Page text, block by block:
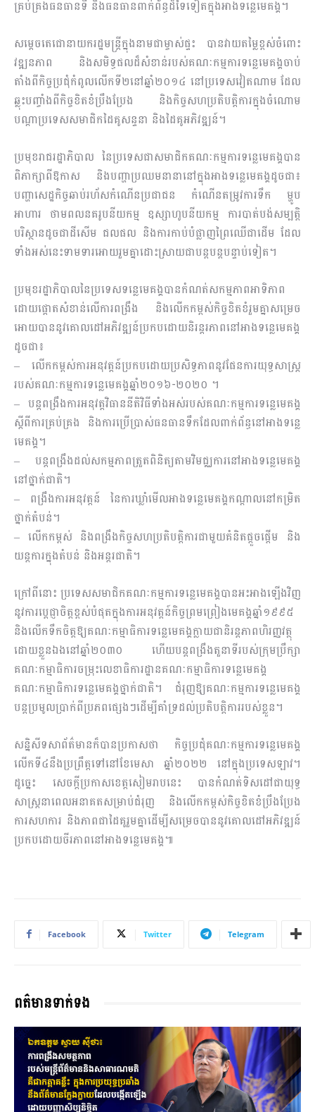
គ្រប់គ្រងធនធានទឹ និងធនធានពាក់ព័ន្ធដ៏ទៃទៀតក្នុងអាងទន្លេមេគង្គ។
សម្តេចតេជោនាយករដ្ឋមន្ត្រីក្នុងនាមជាម្ចាស់ផ្ទះ បានវាយតម្លៃខ្ពស់ចំពោះ
វឌ្ឍនភាព និងសមិទ្ធផលដ៏សំខាន់របស់គណៈកម្មការទន្លេមេគង្គចាប់
តាំងពីកិច្ចប្រជុំកំពូលលើកទី២នៅឆ្នាំ២០១៤ នៅប្រទេសវៀតណាម ដែល
ឆ្លុះបញ្ចាំងពីកិច្ចខិតខំប្រឹងប្រែង និងកិច្ចសហប្រតិបត្តិការក្នុងចំណោម
បណ្តាប្រទេសសមាជិកដៃគូសន្ទនា និងដៃគូអភិវឌ្ឍន៍។
ប្រមុខរាជរដ្ឋាភិបាល នៃប្រទេសជាសមាជិកគណៈកម្មការទន្លេមេគង្គបាន
ពិភាក្សាពីឱកាស និងបញ្ហាប្រឈមនានានៅក្នុងអាងទន្លេមេគង្គដូចជា៖
បញ្ហាសេដ្ឋកិច្ចឆាប់រហ័សកំណើនប្រជាជន កំណើនតម្រូវការទឹក ម្ហូប
អាហារ ថាមពលនគរូបនីយកម្ម ឧស្សាហូបនីយកម្ម ការបាត់បង់សម្បត្តិ
បរិស្ថានដូចជាដីសើម ជលផល និងការកាប់បំផ្លាញព្រៃឈើជាដើម ដែល
ទាំងអស់នេះទាមទារអោយរួមគ្នាដោះស្រាយជាបន្តបន្តបន្ទាប់ទៀត។
ប្រមុខរដ្ឋាភិបាលនៃប្រទេសទន្លេមេគង្គបានកំណត់សកម្មភាពអាទិភាព
ដោយផ្តោតសំខាន់លើការពង្រឹង និងលើកកម្ពស់កិច្ចខិតខំរួមគ្នាសម្រេច
អោយបាននូវគោលដៅអភិវឌ្ឍន៍ប្រកបដោយនិរន្តរភាពនៅអាងទន្លេមេគង្គ
ដូចជា៖
– លើកកម្ពស់ការអនុវត្តន៍ប្រកបដោយប្រសិទ្ធភាពនូវផែនការយុទ្ធសាស្រ្ត
របស់គណៈកម្មការទន្លេមេគង្គឆ្នាំ២០១៦-២០២០ ។
– បន្តពង្រឹងការអនុវត្តវិធាននីតិវិធីទាំងអស់របស់គណៈកម្មការទន្លេមេគង្គ
ស្តីពីការគ្រប់គ្រង និងការប្រើប្រាស់ធនធានទឹកដែលពាក់ព័ន្ធនៅអាងទន្លេ
មេគង្គ។
– បន្តពង្រឹងដល់សកម្មភាពត្រួតពិនិត្យតាមវិមជ្ឈការនៅអាងទន្លេមេគង្គ
នៅថ្នាក់ជាតិ។
– ពង្រឹងការអនុវត្ដន៍ នៃការឃ្លាំមើលអាងទន្លេមេគង្គកណ្តាលនៅកម្រិត
ថ្នាក់តំបន់។
– លើកកម្ពស់ និងពង្រឹងកិច្ចសហប្រតិបត្តិការជាមួយគំនិតផ្តួចផ្តើម និង
យន្តការក្នុងតំបន់​ និងអន្តរជាតិ។
ក្រៅពីនោះ ប្រទេសសមាជិកគណៈកម្មការទន្លេមេគង្គបានអះអាងឡើងវិញ
នូវការប្តេជ្ញាចិត្តខ្ពស់បំផុតក្នុងការអនុវត្តន៍កិច្ចព្រមព្រៀងមេគង្គឆ្នាំ១៩៩៥
និងលើកទឹកចិត្តឱ្យគណៈកម្មាធិការទន្លេមេគង្គក្លាយជានិរន្តភាពហិរញ្ញវត្ថុ
ដោយខ្លួនឯងនៅឆ្នាំ២០៣០ ហើយបន្តពង្រឹងតួនាទីរបស់ក្រុមប្រឹក្សា
គណៈកម្មាធិការចម្រុះលេខាធិការដ្ឋានគណៈកម្មាធិការទន្លេមេគង្គ
គណៈកម្មាធិការទន្លេមេគង្គថ្នាក់ជាតិ។ ជំរុញឱ្យគណៈកម្មការទន្លេមេគង្គ
បន្តប្រមូលប្រាក់ពីប្រភពផ្សេងៗដើម្បីគាំទ្រដល់ប្រតិបត្តិការរបស់ខ្លួន។
សន្និសីទសាព័ត៌មានក៏បានប្រកាសថា កិច្ចប្រជុំគណៈកម្មការទន្លេមេគង្គ
លើកទី៤នឹងប្រព្រឹត្តទៅនៅខែមេសា ឆ្នាំ២០២២ នៅក្នុងប្រទេសឡាវ។
ដូច្នេះ សេចក្តីប្រកាសខេត្តសៀមរាបនេះ បានកំណត់ទិសដៅជាយុទ្ធ
សាស្ត្រនាពេលអនាគតសម្រាប់ជំរុញ និងលើកកម្ពស់កិច្ចខិតខំប្រឹងប្រែង
ការសហការ និងភាពជាដៃគូរួមគ្នាដើម្បីសម្រេចបាននូវគោលដៅអភិវឌ្ឍន៍
ប្រកបដោយចីរភាពនៅអាងទន្លេមេគង្គ៕
Facebook Twitter Telegram
ពត៌មានទាក់ទង